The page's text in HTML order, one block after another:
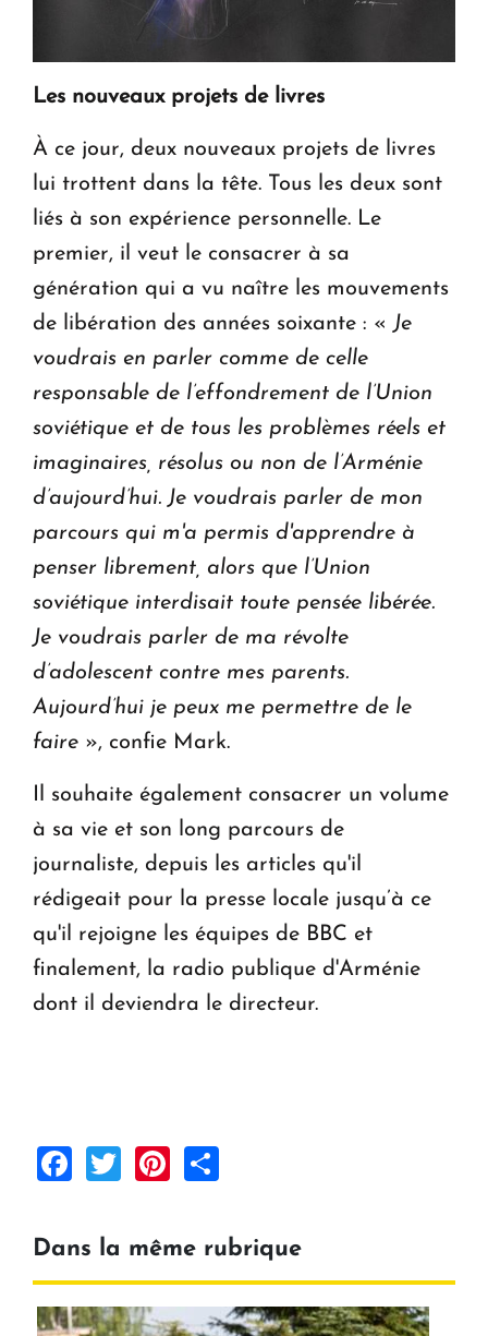
Les nouveaux projets de livres
À ce jour, deux nouveaux projets de livres
lui trottent dans la tête. Tous les deux sont
liés à son expérience personnelle. Le
premier, il veut le consacrer à sa
génération qui a vu naître les mouvements
de libération des années soixante : « Je
voudrais en parler comme de celle
responsable de l’effondrement de l’Union
soviétique et de tous les problèmes réels et
imaginaires, résolus ou non de l’Arménie
d’aujourd’hui. Je voudrais parler de mon
parcours qui m'a permis d'apprendre à
penser librement, alors que l’Union
soviétique interdisait toute pensée libérée.
Je voudrais parler de ma révolte
d’adolescent contre mes parents.
Aujourd’hui je peux me permettre de le
faire », confie Mark.
Il souhaite également consacrer un volume
à sa vie et son long parcours de
journaliste, depuis les articles qu'il
rédigeait pour la presse locale jusqu’à ce
qu'il rejoigne les équipes de BBC et
finalement, la radio publique d'Arménie
dont il deviendra le directeur.
Facebook
TwitterPinterest
Dans la même rubrique